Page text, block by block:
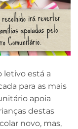
letivo está a
para as mais
apoia
destas
novo, mas,